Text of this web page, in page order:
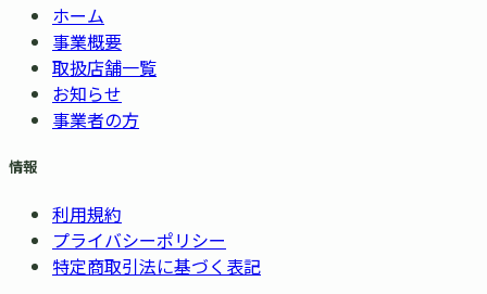
ホーム
事業概要
取扱店舗一覧
お知らせ
事業者の方
情報
利用規約
プライバシーポリシー
特定商取引法に基づく表記